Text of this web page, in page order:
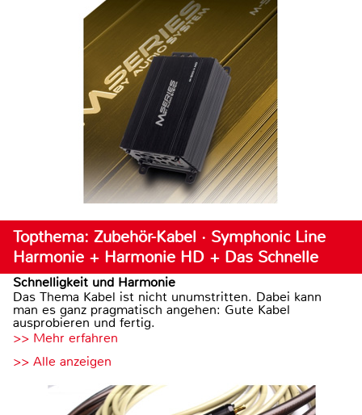
Topthema: Zubehör-Kabel · Symphonic Line
Harmonie + Harmonie HD + Das Schnelle
Schnelligkeit und Harmonie
Das Thema Kabel ist nicht unumstritten. Dabei kann
man es ganz pragmatisch angehen: Gute Kabel
ausprobieren und fertig.
>> Mehr erfahren
>> Alle anzeigen